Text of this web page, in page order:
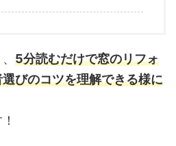
5分読むだけで窓のリフォ
びのコツを理解できる様に